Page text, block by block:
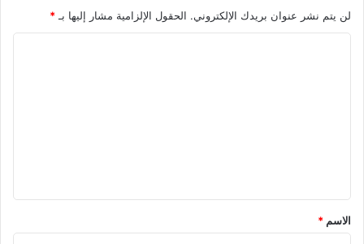
لن يتم نشر عنوان بريدك الإلكتروني. الحقول الإلزامية مشار إليها بـ *
الاسم *